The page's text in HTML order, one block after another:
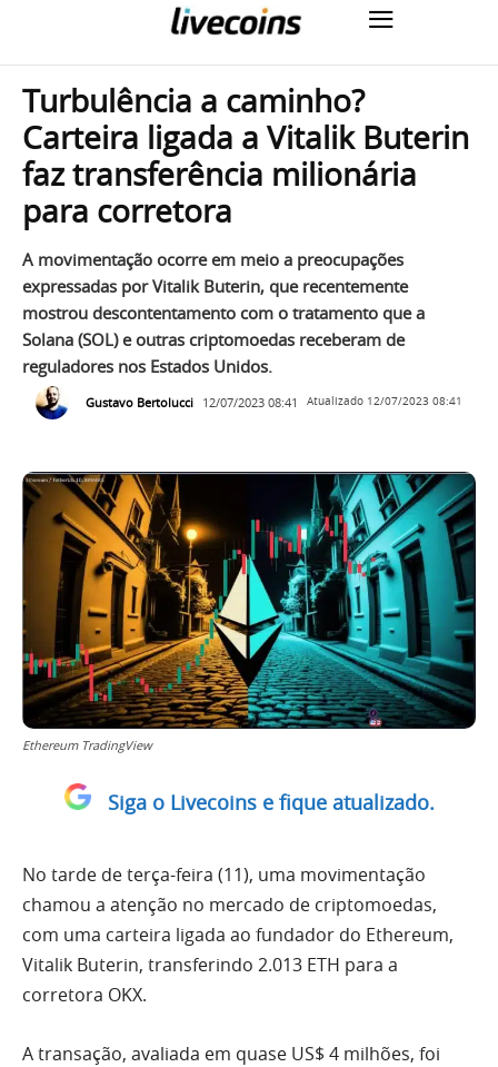
Turbulência a caminho?
Carteira ligada a Vitalik Buterin
faz transferência milionária
para corretora
A movimentação ocorre em meio a preocupações
expressadas por Vitalik Buterin, que recentemente
mostrou descontentamento com o tratamento que a
Solana (SOL) e outras criptomoedas receberam de
reguladores nos Estados Unidos.
Gustavo Bertolucci 12/07/2023 08:41 Atualizado 12/07/2023 08:41
Ethereum TradingView
Siga o Livecoins e fique atualizado.
No tarde de terça-feira (11), uma movimentação
chamou a atenção no mercado de criptomoedas,
com uma carteira ligada ao fundador do Ethereum,
Vitalik Buterin, transferindo 2.013 ETH para a
corretora OKX.
A transação, avaliada em quase US$ 4 milhões, foi